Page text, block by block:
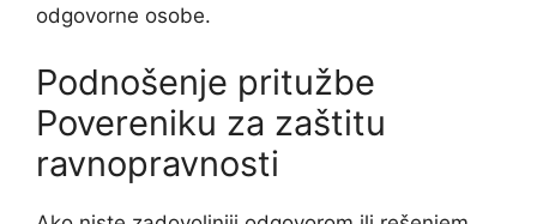
odgovorne osobe.
Podnošenje pritužbe
Povereniku za zaštitu
ravnopravnosti